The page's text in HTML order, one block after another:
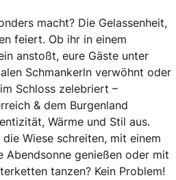
macht? Die Gelassenheit,
feiert. Ob ihr in einem
anstoßt, eure Gäste unter
Schmankerln verwöhnt oder
Schloss zelebriert –
& dem Burgenland
Wärme und Stil aus.
Wiese schreiten, mit einem
Abendsonne genießen oder mit
tanzen? Kein Problem!